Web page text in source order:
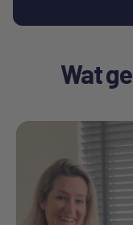
Wat